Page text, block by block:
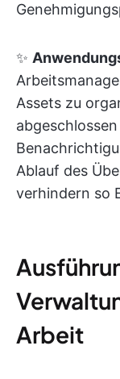
✨
Assets zu
Ablauf des
verhindern so
Arbeit